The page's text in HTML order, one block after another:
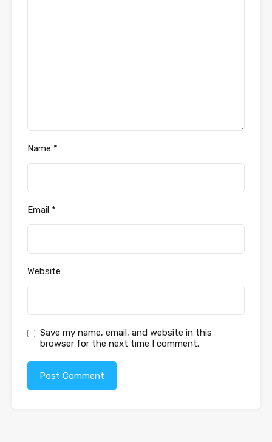
Name *
Email *
Website
Save my name, email, and website in this
browser for the next time I comment.